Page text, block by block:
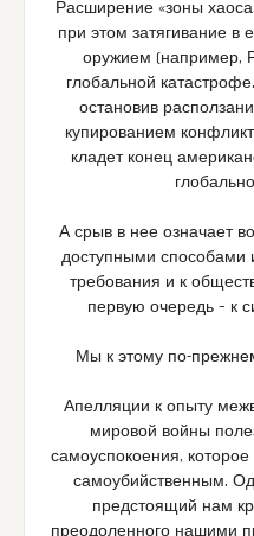
Расширение «зоны
при этом затягивание в
оружием (например,
глобальной
остановив
купированием
кладет конец
А срыв в нее означает
доступными способами
требования и к
первую очередь – к
Мы к этому по-
Апелляции к опыту
мировой войны
самоуспокоения,
самоубийственным.
предстоящий нам
преодоленного нашими